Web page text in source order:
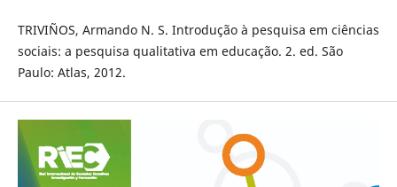
TRIVIÑOS, Armando N. S. Introdução à pesquisa em ciências
sociais: a pesquisa qualitativa em educação. 2. ed. São
Paulo: Atlas, 2012.